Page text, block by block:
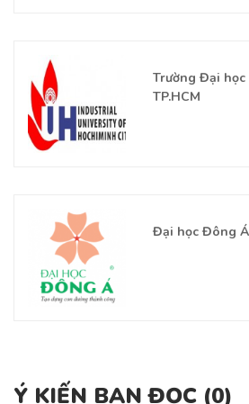
Trường Đại
TP.HCM
Đại học Đông Á
Ý KIẾN BẠN ĐỌC (0)